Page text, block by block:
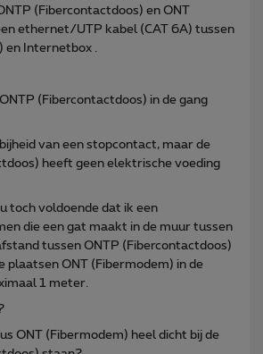
(Fibercontactdoos) en ONT
ethernet/UTP kabel (CAT 6A) tussen
en Internetbox .
(Fibercontactdoos) in de gang
van een stopcontact, maar de
heeft geen elektrische voeding
toch voldoende dat ik een
die een gat maakt in de muur tussen
tussen ONTP (Fibercontactdoos)
plaatsen ONT (Fibermodem) in de
1 meter.
ONT (Fibermodem) heel dicht bij de